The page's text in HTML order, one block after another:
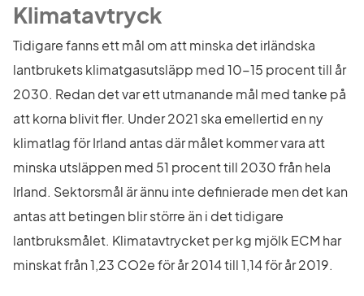
Klimatavtryck
Tidigare fanns ett mål om att minska det irländska
lantbrukets klimatgasutsläpp med 10-15 procent till år
2030. Redan det var ett utmanande mål med tanke på
att korna blivit fler. Under 2021 ska emellertid en ny
klimatlag för Irland antas där målet kommer vara att
minska utsläppen med 51 procent till 2030 från hela
Irland. Sektorsmål är ännu inte definierade men det kan
antas att betingen blir större än i det tidigare
lantbruksmålet. Klimatavtrycket per kg mjölk ECM har
minskat från 1,23 CO2e för år 2014 till 1,14 för år 2019.